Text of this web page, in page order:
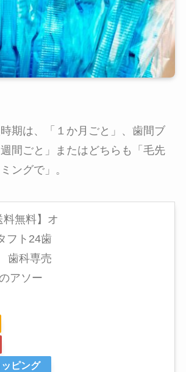
期は、「１か月ごと」、歯間ブ
間ごと」またはどちらも「毛先
ングで」。
料無料】オ
フト24歯
歯科専売
アソー
ピング